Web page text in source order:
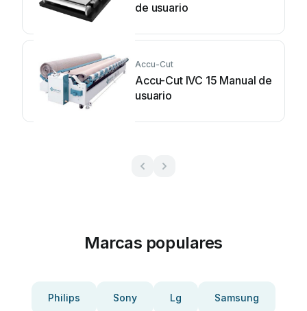
de usuario
Accu-Cut
Accu-Cut IVC 15 Manual de
usuario
Marcas populares
Philips Sony Lg Samsung